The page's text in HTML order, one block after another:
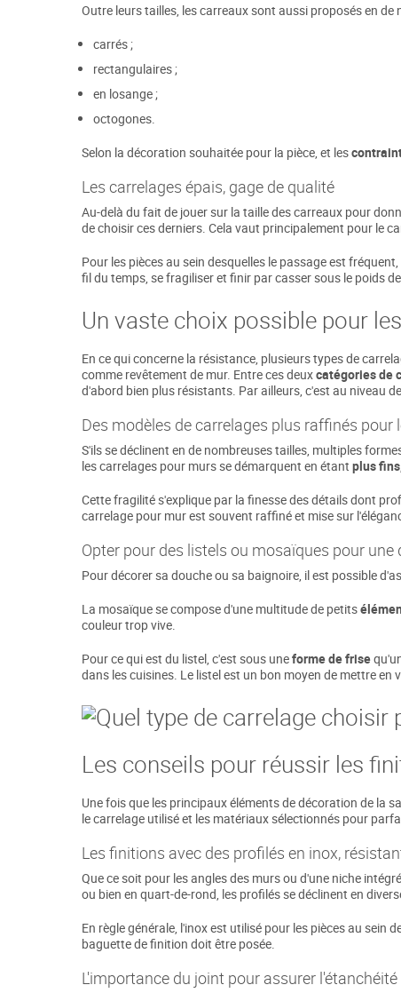
Outre leurs tailles, les carreaux sont aussi proposés en de
carrés ;
rectangulaires ;
en losange ;
octogones.
Selon la décoration souhaitée pour la pièce, et les
Les carrelages épais, gage de qualité
Au-delà du fait de jouer sur la taille des carreaux pour
de choisir ces derniers. Cela vaut principalement pour le
Pour les pièces au sein desquelles le passage est
fil du temps, se fragiliser et finir par casser sous le poids
Un vaste choix possible pour
En ce qui concerne la résistance, plusieurs types de
comme revêtement de mur. Entre ces deuxcatégories de
d'abord bien plus résistants. Par ailleurs, c'est au niveau
Des modèles de carrelages plus raffinés pour
S'ils se déclinent en de nombreuses tailles, multiples
les carrelages pour murs se démarquent en étant plus fins
Cette fragilité s'explique par la finesse des détails dont
carrelage pour mur est souvent raffiné et mise sur
Opter pour des listels ou mosaïques pour
Pour décorer sa douche ou sa baignoire, il est possible
La mosaïque se compose d'une multitude de petits
couleur trop vive.
Pour ce qui est du listel, c'est sous uneforme de frise
dans les cuisines. Le listel est un bon moyen de mettre en
Les conseils pour réussir les
Une fois que les principaux éléments de décoration de la
le carrelage utilisé et les matériaux sélectionnés pour
Les finitions avec des profilés en inox,
Que ce soit pour les angles des murs ou d'une niche
ou bien en quart-de-rond, les profilés se déclinent en
En règle générale, l'inox est utilisé pour les pièces au sein
baguette de finition doit être posée.
L'importance du joint pour assurer